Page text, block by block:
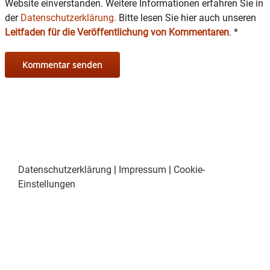
Website einverstanden. Weitere Informationen erfahren Sie in
der Datenschutzerklärung. Bitte lesen Sie hier auch unseren
Leitfaden für die Veröffentlichung von Kommentaren. *
Datenschutzerklärung | Impressum | Cookie-
Einstellungen